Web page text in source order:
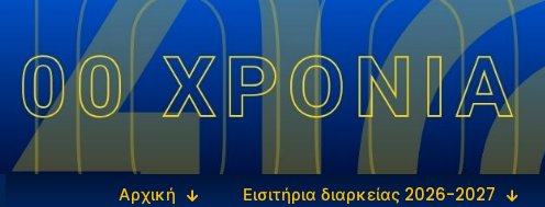
Αρχική Εισιτήρια διαρκείας 2026-2027